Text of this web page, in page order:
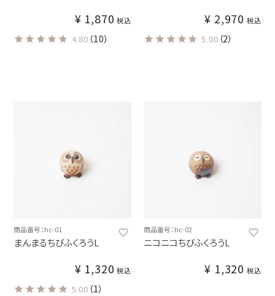
¥ 1,870 税込
4.80 （10）
¥ 2,970 税込
5.00 （2）
商品番号：hc-01
まんまるちびふくろうL
¥ 1,320 税込
5.00 （1）
商品番号：hc-02
ニコニコちびふくろうL
¥ 1,320 税込